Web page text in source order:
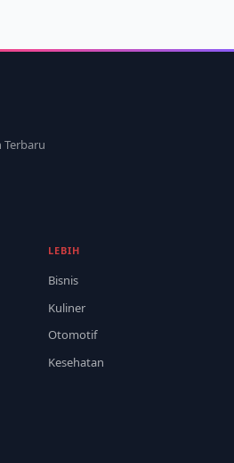
Terbaru
LEBIH
Bisnis
Kuliner
Otomotif
Kesehatan